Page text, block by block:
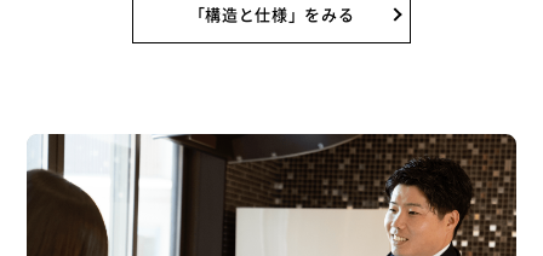
「構造と仕様」をみる